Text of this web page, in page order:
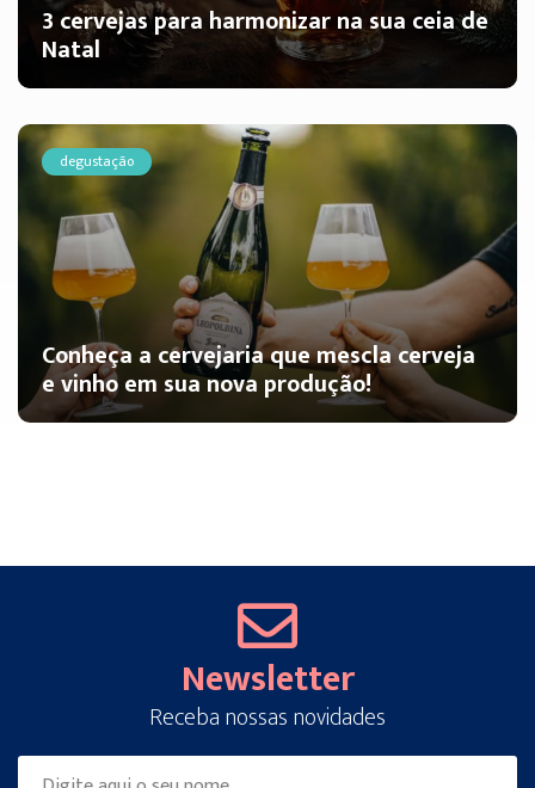
3 cervejas para harmonizar na sua ceia de
Natal
degustação
Conheça a cervejaria que mescla cerveja
e vinho em sua nova produção!
Newsletter
Receba nossas novidades